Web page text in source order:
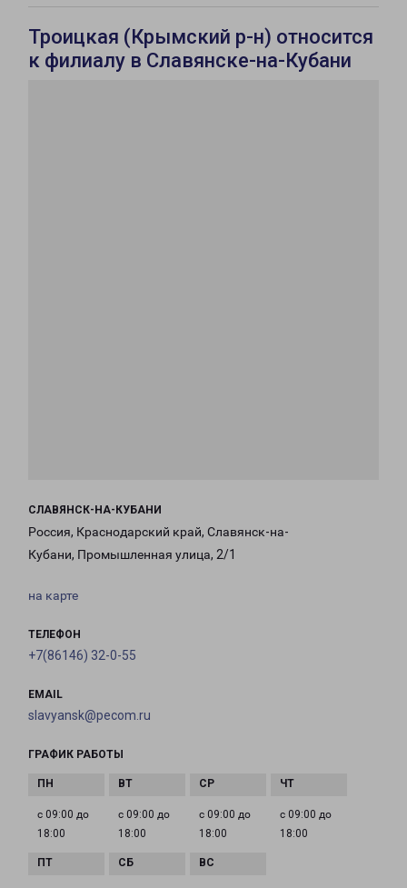
Троицкая (Крымский р-н) относится
к филиалу в Славянске-на-Кубани
СЛАВЯНСК-НА-КУБАНИ
Россия, Краснодарский край, Славянск-на-
Кубани, Промышленная улица, 2/1
на карте
ТЕЛЕФОН
+7(86146) 32-0-55
EMAIL
slavyansk@pecom.ru
ГРАФИК РАБОТЫ
с 09:00 до
18:00
с 09:00 до
18:00
с 09:00 до
18:00
с 09:00 до
18:00